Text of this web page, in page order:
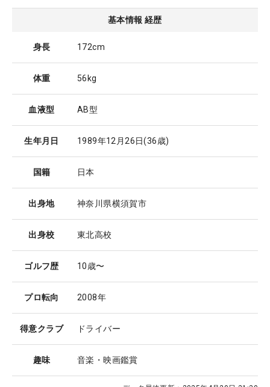
基本情報 経歴
身長 172cm
体重 56kg
血液型 AB型
生年月日 1989年12月26日(36歳)
国籍 日本
出身地 神奈川県横須賀市
出身校 東北高校
ゴルフ歴 10歳〜
プロ転向 2008年
得意クラブ ドライバー
趣味 音楽・映画鑑賞